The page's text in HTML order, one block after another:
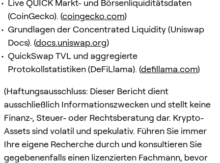
Live QUICK Markt- und Börsenliquiditätsdaten
(CoinGecko). (coingecko.com)
Grundlagen der Concentrated Liquidity (Uniswap
Docs). (docs.uniswap.org)
QuickSwap TVL und aggregierte
Protokollstatistiken (DeFiLlama). (defillama.com)
(Haftungsausschluss: Dieser Bericht dient
ausschließlich Informationszwecken und stellt keine
Finanz-, Steuer- oder Rechtsberatung dar. Krypto-
Assets sind volatil und spekulativ. Führen Sie immer
Ihre eigene Recherche durch und konsultieren Sie
gegebenenfalls einen lizenzierten Fachmann, bevor